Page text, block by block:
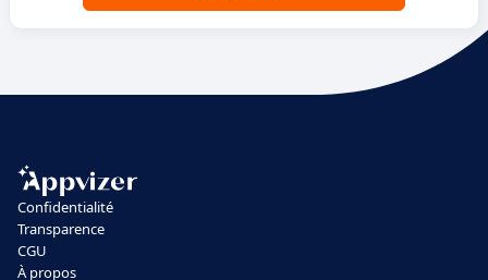
Confidentialité
Transparence
CGU
À propos